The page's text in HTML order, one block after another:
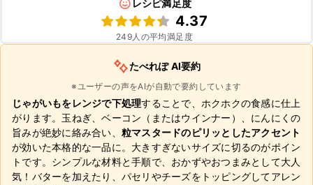
レシピ満足度
4.37
249人の平均満足度
たべれぽ AI要約
※ユーザーの声をAIが自動で要約しています
じゃがいもをレンジで下処理することで、ホクホクの食感に仕上
がります。玉ねぎ、ベーコン（またはウインナー）、にんにくの
旨みが絶妙に絡み合い、 粒マスタードのピリッとしたアクセント
が効いた本格的な一品に。大きすぎないサイズに切るのがポイン
トです。シンプルな材料と手順で、おかずやおつまみとして大人
気！バターを加えたり、パセリやチーズをトッピングしてアレン